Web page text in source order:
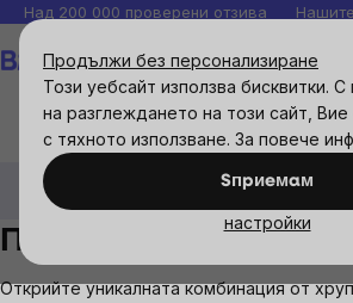
Продължи без персонализиране
Този уебсайт използва бисквитки.
на разглеждането на този сайт, Вие
с тяхното използване. За повече
Sпpиeмaм
настройки
Прескочи
към
съдържанието
Над 200 000 проверени отзива
Хранителни продукти
Сладки и
Плодове в шоколад
Плодове в шоколад
Открийте уникалната комбинация от